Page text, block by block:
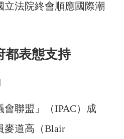
立法院終會順應國際潮
都表態支持
聯盟」（IPAC）成
麥道高（Blair